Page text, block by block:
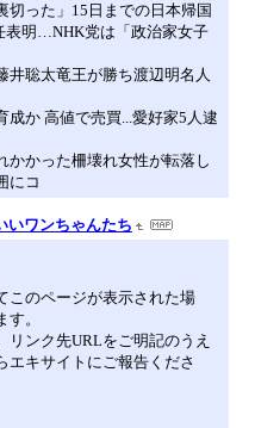
切った」15日までの日本帰国
表明…NHK党は「政治家女子
井聡太竜王が勝ち渡辺明名人
成か 高値で売買...愛好家5人逮
かかった柵壊れ女性が転落し
にコ
いワンちゃんたち
このページが表示された場
。
リンク先URLをご明記のうえ
エキサイトにご報告くださ